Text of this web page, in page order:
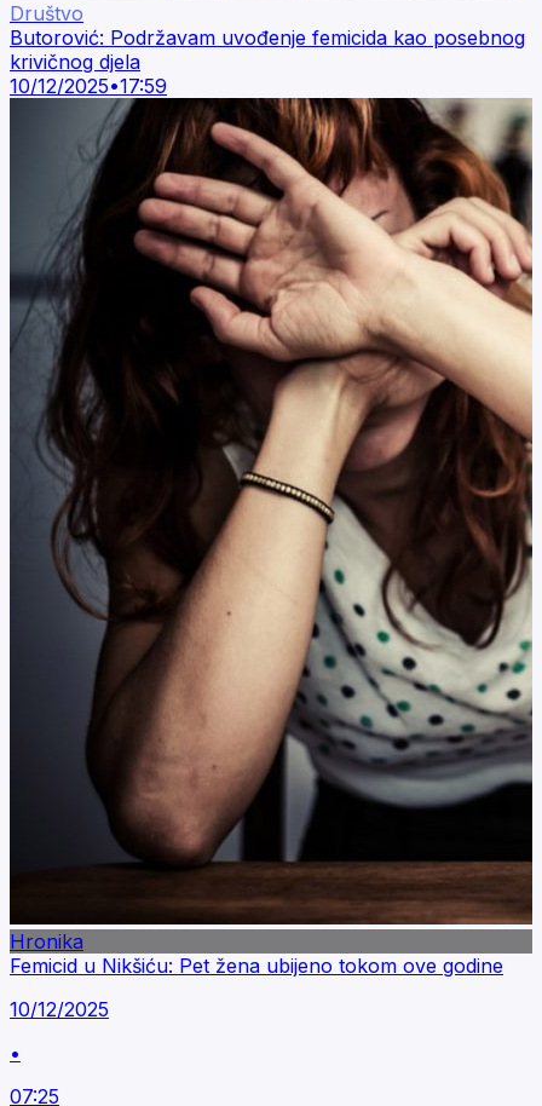
Društvo
Butorović: Podržavam uvođenje femicida kao posebnog
krivičnog djela
10/12/2025•17:59
Hronika
Femicid u Nikšiću: Pet žena ubijeno tokom ove godine
10/12/2025
•
07:25